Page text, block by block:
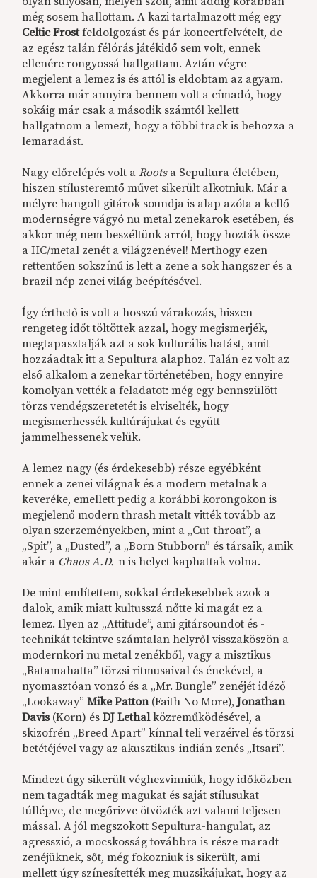
még sosem hallottam. A kazi tartalmazott még egy
Celtic Frostfeldolgozást és pár koncertfelvételt, de
az egész talán félórás játékidő sem volt, ennek
ellenére rongyossá hallgattam. Aztán végre
megjelent a lemez is és attól is eldobtam az agyam.
Akkorra már annyira bennem volt a címadó, hogy
sokáig már csak a második számtól kellett
hallgatnom a lemezt, hogy a többi track is behozza a
lemaradást.
Nagy előrelépés volt aRootsa Sepultura életében,
hiszen stílusteremtő művet sikerült alkotniuk. Már a
mélyre hangolt gitárok soundja is alap azóta a kellő
modernségre vágyó nu metal zenekarok esetében, és
akkor még nem beszéltünk arról, hogy hozták össze
a HC/metal zenét a világzenével! Merthogy ezen
rettentően sokszínű is lett a zene a sok hangszer és a
brazil nép zenei világ beépítésével.
Így érthető is volt a hosszú várakozás, hiszen
rengeteg időt töltöttek azzal, hogy megismerjék,
megtapasztalják azt a sok kulturális hatást, amit
hozzáadtak itt a Sepultura alaphoz. Talán ez volt az
első alkalom a zenekar történetében, hogy ennyire
komolyan vették a feladatot: még egy bennszülött
törzs vendégszeretetét is elviselték, hogy
megismerhessék kultúrájukat és együtt
jammelhessenek velük.
A lemez nagy (és érdekesebb) része egyébként
ennek a zenei világnak és a modern metalnak a
keveréke, emellett pedig a korábbi korongokon is
megjelenő modern thrash metalt vitték tovább az
olyan szerzeményekben, mint a „Cut-throat”, a
„Spit”, a „Dusted”, a „Born Stubborn” és társaik, amik
akár a Chaos A.D.-n is helyet kaphattak volna.
De mint említettem, sokkal érdekesebbek azok a
dalok, amik miatt kultusszá nőtte ki magát ez a
lemez. Ilyen az „Attitude”, ami gitársoundot és -
technikát tekintve számtalan helyről visszaköszön a
modernkori nu metal zenékből, vagy a misztikus
„Ratamahatta” törzsi ritmusaival és énekével, a
nyomasztóan vonzó és a „Mr. Bungle” zenéjét idéző
„Lookaway”Mike Patton(Faith No More),Jonathan
Davis(Korn) ésDJ Lethalközreműködésével, a
skizofrén „Breed Apart” kínnal teli verzéivel és törzsi
betétéjével vagy az akusztikus-indián zenés „Itsari”.
Mindezt úgy sikerült véghezvinniük, hogy időközben
nem tagadták meg magukat és saját stílusukat
túllépve, de megőrizve ötvözték azt valami teljesen
mással. A jól megszokott Sepultura-hangulat, az
agresszió, a mocskosság továbbra is része maradt
zenéjüknek, sőt, még fokozniuk is sikerült, ami
mellett úgy színesítették meg muzsikájukat, hogy az